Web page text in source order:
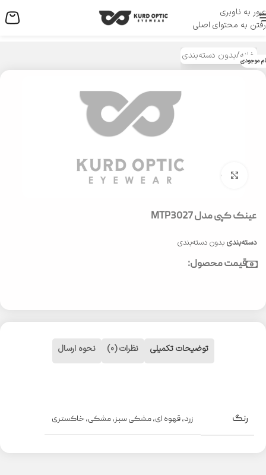
عبور به ناوبری
رفتن به محتوای اصلی
منو
خانه/بدون دسته‌بندی موجودی
بزرگنمایی تصویر
عینک کپی مدل MTP3027
دسته‌بندی بدون دسته‌بندی
قیمت محصول:
توضیحات تکمیلی نظرات (0) نحوه ارسال
رنگ زرد,قهوه ای,مشکی سبز,مشکی,خاکستری